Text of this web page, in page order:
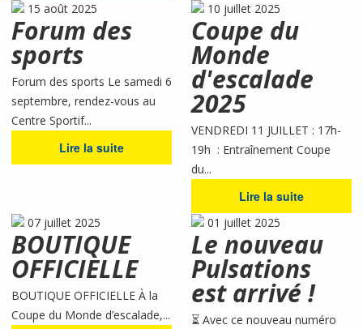
15 août 2025
Forum des
sports
Forum des sports Le samedi 6
septembre, rendez-vous au
Centre Sportif...
Lire la suite
10 juillet 2025
Coupe du
Monde
d'escalade
2025
VENDREDI 11 JUILLET : 17h-
19h : Entraînement Coupe
du...
Lire la suite
07 juillet 2025
BOUTIQUE
OFFICIELLE
BOUTIQUE OFFICIELLE À la
Coupe du Monde d’escalade,...
01 juillet 2025
Le nouveau
Pulsations
est arrivé !
⏳ Avec ce nouveau numéro